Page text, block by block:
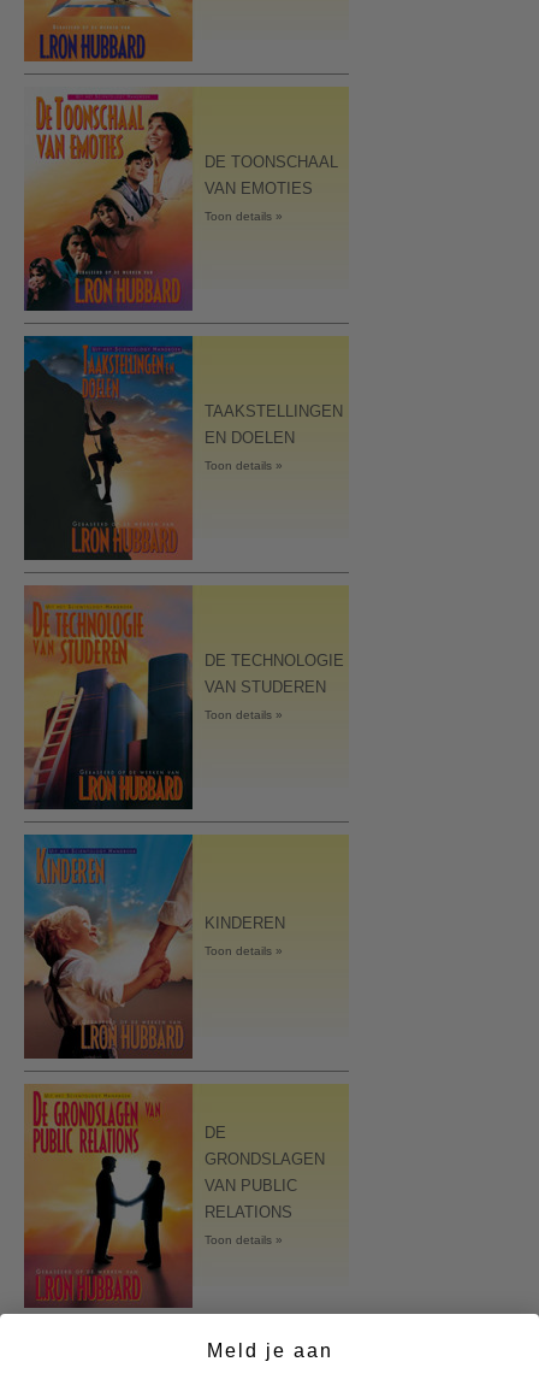
DE TOONSCHAAL
VAN EMOTIES
Toon details »
TAAKSTELLINGEN
EN DOELEN
Toon details »
DE TECHNOLOGIE
VAN STUDEREN
Toon details »
KINDEREN
Toon details »
DE
GRONDSLAGEN
VAN PUBLIC
RELATIONS
Toon details »
Meld je aan